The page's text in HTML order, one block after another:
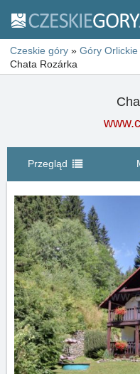
Czeskie góry » Góry Orlickie
Chata Rozárka
Przegląd